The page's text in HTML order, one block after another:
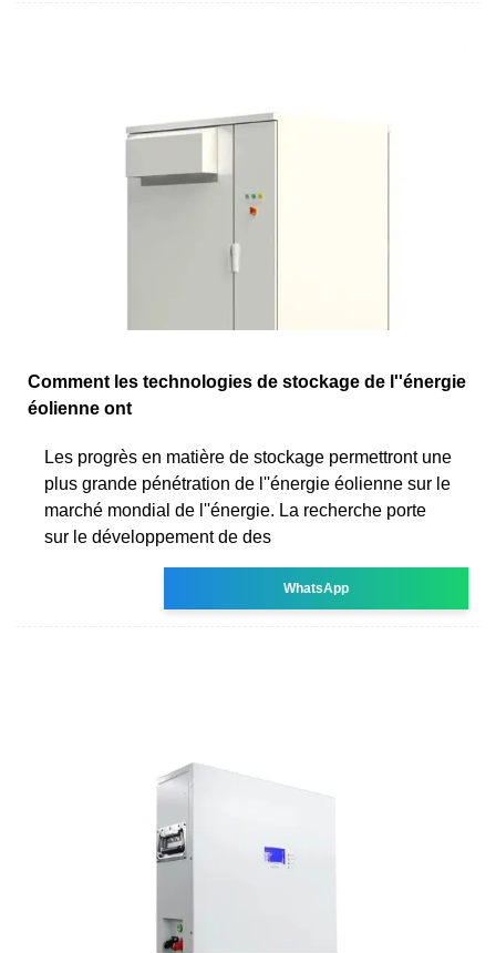
Comment les technologies de stockage de l''énergie
éolienne ont
Les progrès en matière de stockage permettront une
plus grande pénétration de l''énergie éolienne sur le
marché mondial de l''énergie. La recherche porte
sur le développement de des
WhatsApp